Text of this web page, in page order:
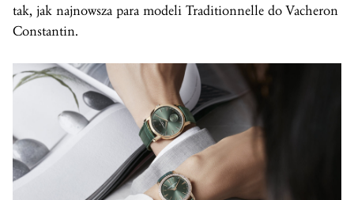
tak, jak najnowsza para modeli Traditionnelle do Vacheron
Constantin.